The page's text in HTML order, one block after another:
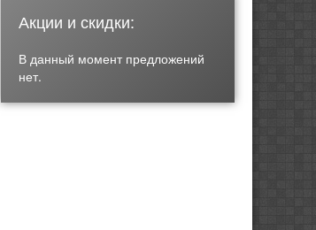
Акции и скидки:
В данный момент предложений
нет.